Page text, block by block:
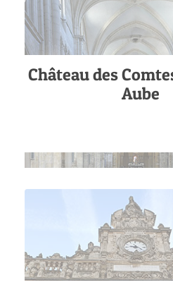
Château des
Aube